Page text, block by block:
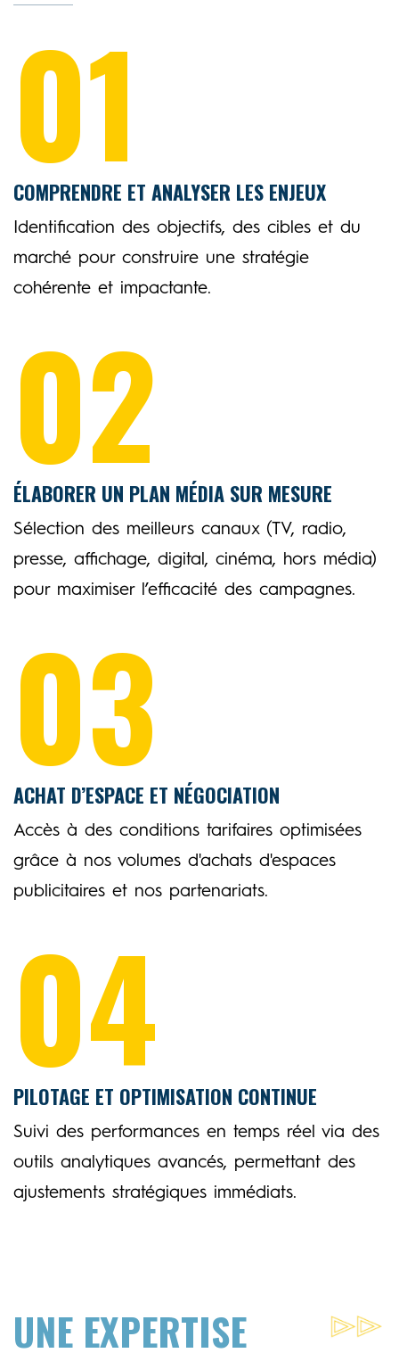
01
COMPRENDRE ET ANALYSER LES ENJEUX
Identification des objectifs, des cibles et du
marché pour construire une stratégie
cohérente et impactante.
02
ÉLABORER UN PLAN MÉDIA SUR MESURE
Sélection des meilleurs canaux (TV, radio,
presse, affichage, digital, cinéma, hors média)
pour maximiser l’efficacité des campagnes.
03
ACHAT D’ESPACE ET NÉGOCIATION
Accès à des conditions tarifaires optimisées
grâce à nos volumes d'achats d'espaces
publicitaires et nos partenariats.
04
PILOTAGE ET OPTIMISATION CONTINUE
Suivi des performances en temps réel via des
outils analytiques avancés, permettant des
ajustements stratégiques immédiats.
UNE EXPERTISE